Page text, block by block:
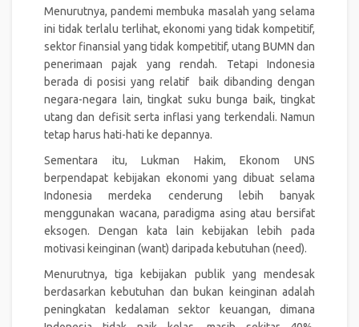
Menurutnya, pandemi membuka masalah yang selama
ini tidak terlalu terlihat, ekonomi yang tidak kompetitif,
sektor finansial yang tidak kompetitif, utang BUMN dan
penerimaan pajak yang rendah. Tetapi Indonesia
berada di posisi yang relatif baik dibanding dengan
negara-negara lain, tingkat suku bunga baik, tingkat
utang dan defisit serta inflasi yang terkendali. Namun
tetap harus hati-hati ke depannya.
Sementara itu, Lukman Hakim, Ekonom UNS
berpendapat kebijakan ekonomi yang dibuat selama
Indonesia merdeka cenderung lebih banyak
menggunakan wacana, paradigma asing atau bersifat
eksogen. Dengan kata lain kebijakan lebih pada
motivasi keinginan (want) daripada kebutuhan (need).
Menurutnya, tiga kebijakan publik yang mendesak
berdasarkan kebutuhan dan bukan keinginan adalah
peningkatan kedalaman sektor keuangan, dimana